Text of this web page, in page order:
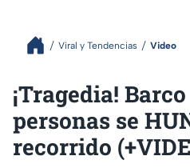
Viral y Tendencias Video
¡Tragedia!
personas se
recorrido